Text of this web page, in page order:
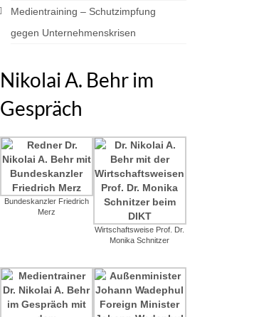
Medientraining – Schutzimpfung
gegen Unternehmenskrisen
Nikolai A. Behr im
Gespräch
Bundeskanzler Friedrich
Merz
Wirtschaftsweise Prof. Dr.
Monika Schnitzer